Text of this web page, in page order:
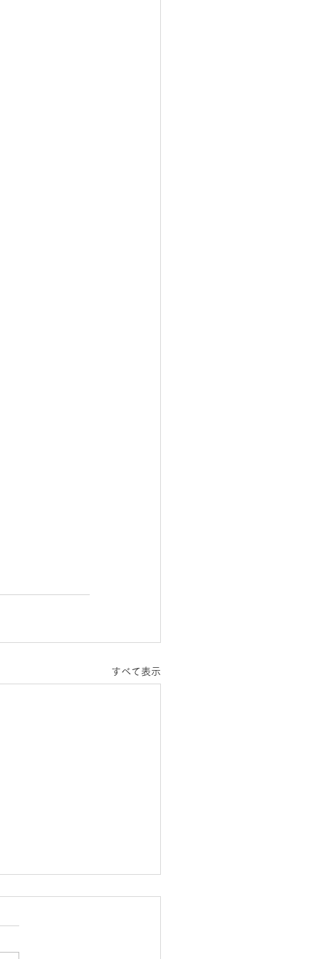
すべて表示